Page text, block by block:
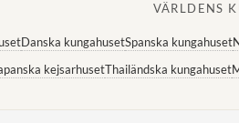
VÄRLDENS
Danska kungahusetSpanska kungahuset
kejsarhusetThailändska kungahuset